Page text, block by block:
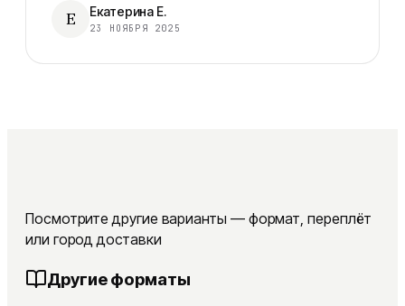
Е Екатерина Е.
23 НОЯБРЯ 2025
Посмотрите другие варианты — формат, переплёт
или город доставки
Другие форматы